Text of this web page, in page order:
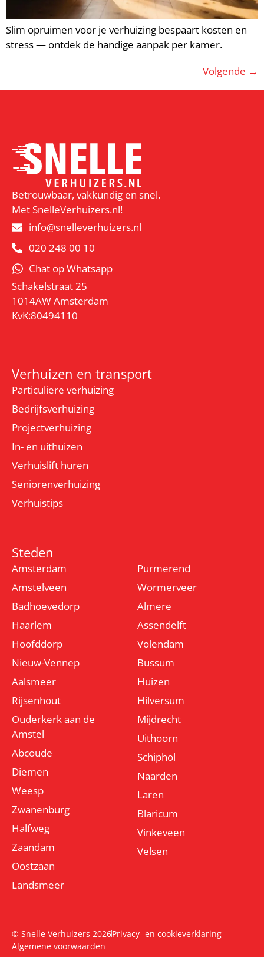
Slim opruimen voor je verhuizing bespaart kosten en
stress — ontdek de handige aanpak per kamer.
Volgende →
Betrouwbaar, vakkundig en snel.
Met SnelleVerhuizers.nl!
info@snelleverhuizers.nl
020 248 00 10
Chat op Whatsapp
Schakelstraat 25
1014AW Amsterdam
KvK:80494110
Verhuizen en transport
Particuliere verhuizing
Bedrijfsverhuizing
Projectverhuizing
In- en uithuizen
Verhuislift huren
Seniorenverhuizing
Verhuistips
Steden
Amsterdam
Amstelveen
Badhoevedorp
Haarlem
Hoofddorp
Nieuw-Vennep
Aalsmeer
Rijsenhout
Ouderkerk aan de
Amstel
Abcoude
Diemen
Weesp
Zwanenburg
Halfweg
Zaandam
Oostzaan
Landsmeer
Purmerend
Wormerveer
Almere
Assendelft
Volendam
Bussum
Huizen
Hilversum
Mijdrecht
Uithoorn
Schiphol
Naarden
Laren
Blaricum
Vinkeveen
Velsen
© Snelle Verhuizers 2026Privacy- en cookieverklaring
Algemene voorwaarden